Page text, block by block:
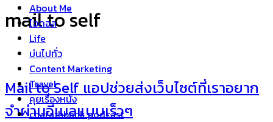
About Me
ไอดอล
Life
บ่นไปทั่ว
Content Marketing
Travel
คุยเรื่องหนัง
charathbank podcast
mail to self
Mail to Self แอปช่วยส่งเว็บไซต์ที่เราอยาก
จำผ่านอีเมลแบบเร็วๆ